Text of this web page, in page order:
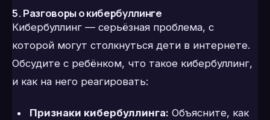
5. Разговоры о кибербуллинге
Кибербуллинг — серьёзная проблема, с
которой могут столкнуться дети в интернете.
Обсудите с ребёнком, что такое кибербуллинг,
и как на него реагировать:
Признаки кибербуллинга: Объясните, как